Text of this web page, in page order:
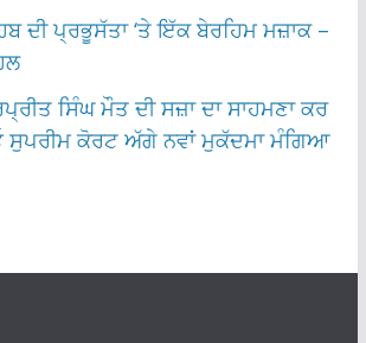
ਦੀ ਪ੍ਰਭੂਸੱਤਾ ‘ਤੇ ਇੱਕ ਬੇਰਹਿਮ ਮਜ਼ਾਕ –
ਸਿੰਘ ਮੌਤ ਦੀ ਸਜ਼ਾ ਦਾ ਸਾਹਮਣਾ ਕਰ
ਸੁਪਰੀਮ ਕੋਰਟ ਅੱਗੇ ਨਵਾਂ ਮੁਕੱਦਮਾ ਮੰਗਿਆ